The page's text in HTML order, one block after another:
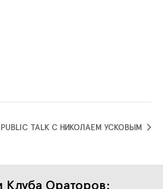
PUBLIC TALK С НИКОЛАЕМ УСКОВЫМ
Клуба Ораторов: